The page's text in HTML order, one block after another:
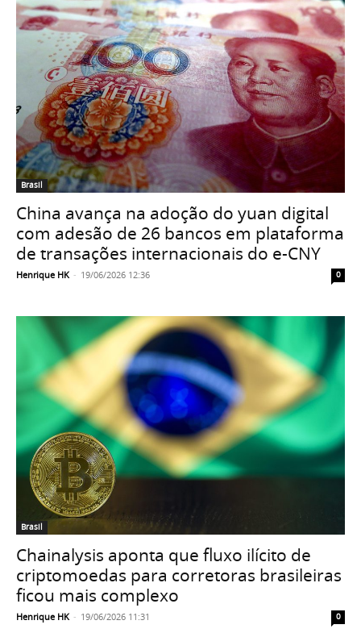
Brasil
China avança na adoção do yuan digital
com adesão de 26 bancos em plataforma
de transações internacionais do e-CNY
Henrique HK - 19/06/2026 12:36 0
Brasil
Chainalysis aponta que fluxo ilícito de
criptomoedas para corretoras brasileiras
ficou mais complexo
Henrique HK - 19/06/2026 11:31 0